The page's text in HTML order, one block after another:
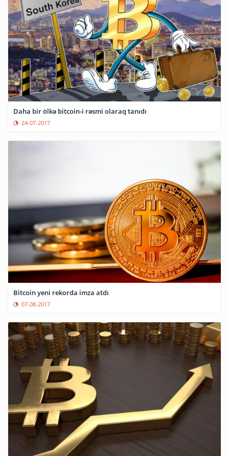
Daha bir ölkə bitcoin-i rəsmi olaraq tanıdı
24-07-2017
Bitcoin yeni rekorda imza atdı
07-08-2017